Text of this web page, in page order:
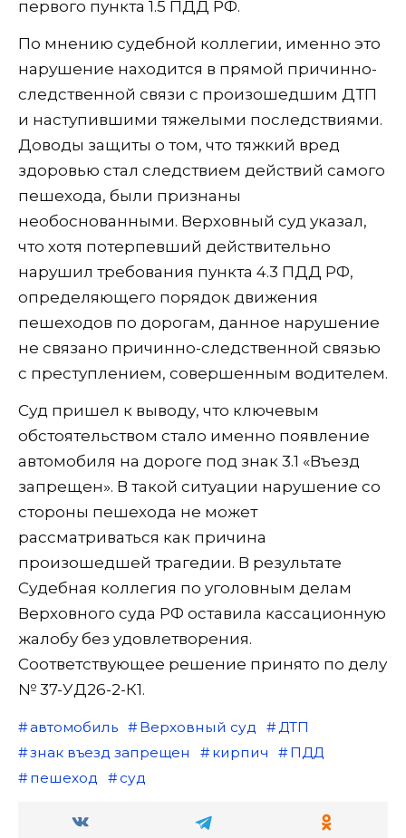
первого пункта 1.5 ПДД РФ.
По мнению судебной коллегии, именно это
нарушение находится в прямой причинно-
следственной связи с произошедшим ДТП
и наступившими тяжелыми последствиями.
Доводы защиты о том, что тяжкий вред
здоровью стал следствием действий самого
пешехода, были признаны
необоснованными. Верховный суд указал,
что хотя потерпевший действительно
нарушил требования пункта 4.3 ПДД РФ,
определяющего порядок движения
пешеходов по дорогам, данное нарушение
не связано причинно-следственной связью
с преступлением, совершенным водителем.
Суд пришел к выводу, что ключевым
обстоятельством стало именно появление
автомобиля на дороге под знак 3.1 «Въезд
запрещен». В такой ситуации нарушение со
стороны пешехода не может
рассматриваться как причина
произошедшей трагедии. В результате
Судебная коллегия по уголовным делам
Верховного суда РФ оставила кассационную
жалобу без удовлетворения.
Соответствующее решение принято по делу
№ 37-УД26-2-К1.
автомобиль Верховный суд
ДТП
знак въезд запрещен
кирпич
ПДД
пешеход
суд